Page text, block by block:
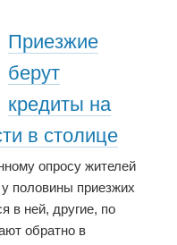
Приезжие
берут
кредиты на
в столице
опросу жителей
половины приезжих
в ней, другие, по
обратно в